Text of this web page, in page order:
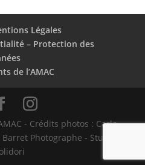
Légales
– Protection des
de l’AMAC
- Crédits photos : Carla
Photographe - Studio